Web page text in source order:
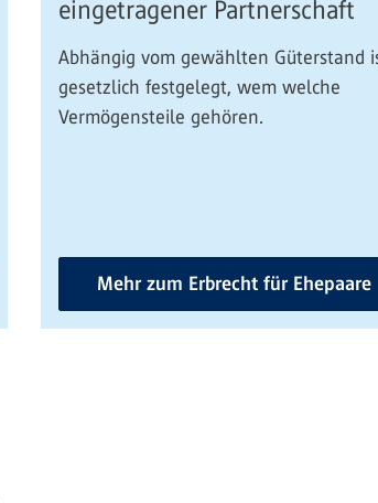
eingetragener Partnerschaft
Abhängig vom gewählten Güterstand
gesetzlich festgelegt, wem welche
Vermögensteile gehören.
Mehr zum Erbrecht für Ehepaare